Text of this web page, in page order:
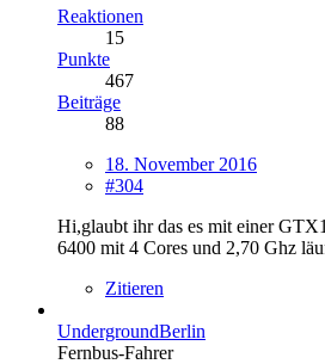
Reaktionen
15
Punkte
467
Beiträge
88
18. November 2016
#304
Hi,glaubt ihr das es mit einer
6400 mit 4 Cores und 2,70 Ghz
Zitieren
UndergroundBerlin
Fernbus-Fahrer